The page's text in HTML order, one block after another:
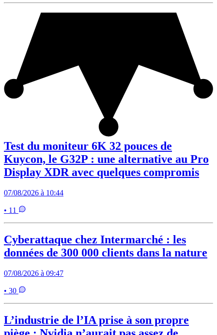
Test du moniteur 6K 32 pouces de
Kuycon, le G32P : une alternative au Pro
Display XDR avec quelques compromis
07/08/2026 à 10:44
• 11
Cyberattaque chez Intermarché : les
données de 300 000 clients dans la nature
07/08/2026 à 09:47
• 30
L’industrie de l’IA prise à son propre